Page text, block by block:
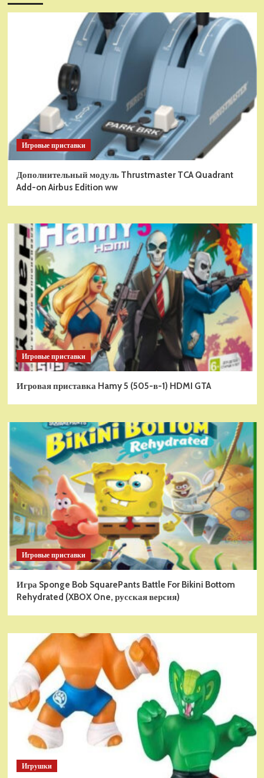
Игровые приставки
Дополнительный модуль Thrustmaster TCA Quadrant
Add-on Airbus Edition ww
Игровые приставки
Игровая приставка Hamy 5 (505-в-1) HDMI GTA
Игровые приставки
Игра Sponge Bob SquarePants Battle For Bikini Bottom
Rehydrated (XBOX One, русская версия)
Игрушки